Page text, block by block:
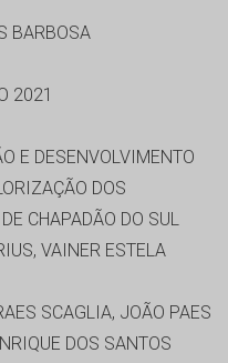
BARBOSA
2021
E DESENVOLVIMENTO
DOS
CHAPADÃO DO SUL
VAINER ESTELA
SCAGLIA, JOÃO PAES
DOS SANTOS